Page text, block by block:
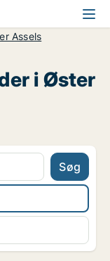
Assels
i Øster
Søg